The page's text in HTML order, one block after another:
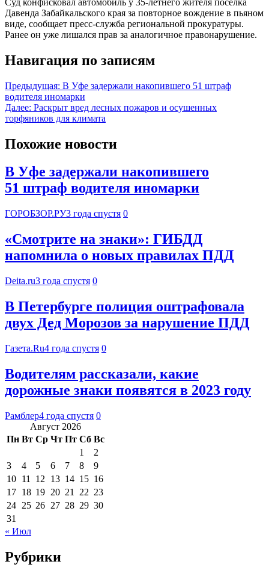
Давенда Забайкальского края за повторное вождение в пьяном
виде, сообщает пресс-служба региональной прокуратуры.
Ранее он уже лишался прав за аналогичное правонарушение.
Навигация по записям
Предыдущая: В Уфе задержали накопившего 51 штраф
водителя иномарки
Далее: Раскрыт вред лесных пожаров и осушенных
торфяников для климата
Похожие новости
В Уфе задержали накопившего
51 штраф водителя иномарки
ГОРОБЗОР.РУ3 года спустя 0
«Смотрите на знаки»: ГИБДД
напомнила о новых правилах ПДД
Deita.ru3 года спустя 0
В Петербурге полиция оштрафовала
двух Дед Морозов за нарушение ПДД
Газета.Ru4 года спустя 0
Водителям рассказали, какие
дорожные знаки появятся в 2023 году
Рамблер4 года спустя 0
Август 2026
Пн Вт Ср Чт Пт Сб Вс
1
2
3
4 5 6 7 8
9
10 11 12 13 14 15 16
17 18 19 20 21 22 23
24 25 26 27 28 29 30
31
« Июл
Рубрики